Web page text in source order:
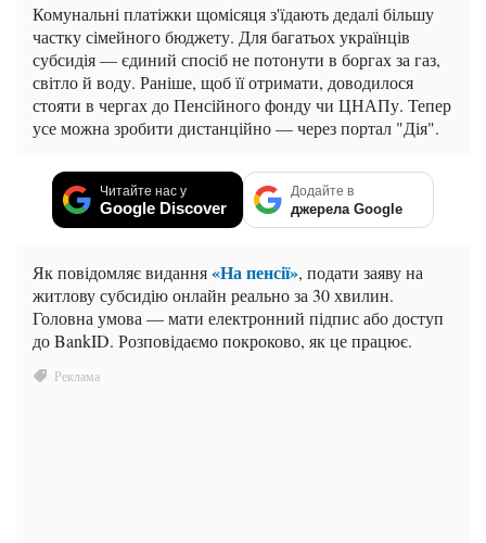
Комунальні платіжки щомісяця з'їдають дедалі більшу
частку сімейного бюджету. Для багатьох українців
субсидія — єдиний спосіб не потонути в боргах за газ,
світло й воду. Раніше, щоб її отримати, доводилося
стояти в чергах до Пенсійного фонду чи ЦНАПу. Тепер
усе можна зробити дистанційно — через портал "Дія".
Читайте нас у
Google Discover
Додайте в
джерела Google
Як повідомляє видання«На пенсії», подати заяву на
житлову субсидію онлайн реально за 30 хвилин.
Головна умова — мати електронний підпис або доступ
до BankID. Розповідаємо покроково, як це працює.